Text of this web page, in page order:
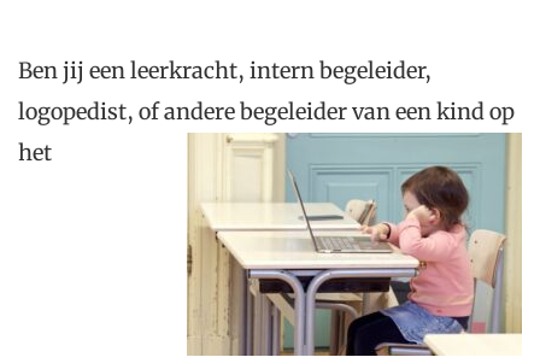
Ben jij een leerkracht, intern begeleider,
logopedist, of andere begeleider van een kind op
het